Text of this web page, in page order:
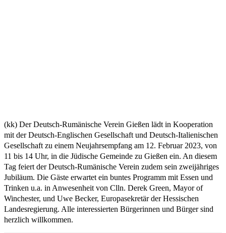
(kk) Der Deutsch-Rumänische Verein Gießen lädt in Kooperation
mit der Deutsch-Englischen Gesellschaft und Deutsch-Italienischen
Gesellschaft zu einem Neujahrsempfang am 12. Februar 2023, von
11 bis 14 Uhr, in die Jüdische Gemeinde zu Gießen ein. An diesem
Tag feiert der Deutsch-Rumänische Verein zudem sein zweijähriges
Jubiläum. Die Gäste erwartet ein buntes Programm mit Essen und
Trinken u.a. in Anwesenheit von Clln. Derek Green, Mayor of
Winchester, und Uwe Becker, Europasekretär der Hessischen
Landesregierung. Alle interessierten Bürgerinnen und Bürger sind
herzlich willkommen.